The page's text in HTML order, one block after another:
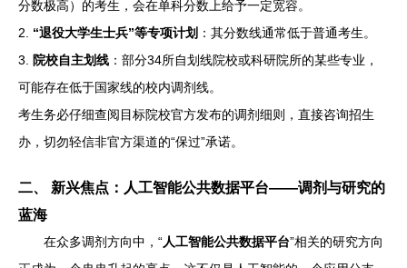
分数极高）的考生，会在单科分数上给予一定宽容。
2. “退役大学生士兵”等专项计划 ：其分数线通常低于普通考生。
3.
院校自主划线 ：部分34所自划线院校或科研院所的某些专业，
可能存在低于国家线的校内调剂线。
考生务必仔细查阅目标院校官方发布的调剂细则，直接咨询招生
办，切勿轻信非官方渠道的“保过”承诺。
二、 新兴焦点：人工智能公共数据平台——调剂与研究的
蓝海
在众多调剂方向中，“人工智能公共数据平台”相关的研究方向